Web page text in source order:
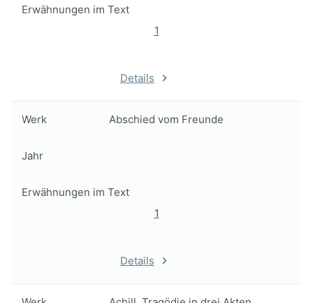
Erwähnungen im Text
1
Details
Werk Abschied vom Freunde
Jahr
Erwähnungen im Text
1
Details